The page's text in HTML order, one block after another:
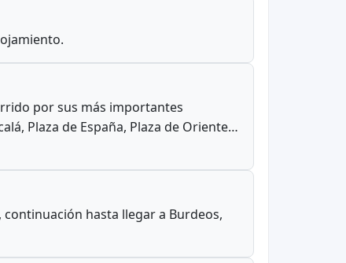
por sus más importantes
Plaza de España, Plaza de Oriente…
continuación hasta llegar a Burdeos,